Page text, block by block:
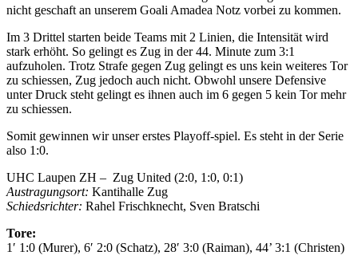
nicht geschaft an unserem Goali Amadea Notz vorbei zu kommen.
Im 3 Drittel starten beide Teams mit 2 Linien, die Intensität wird
stark erhöht. So gelingt es Zug in der 44. Minute zum 3:1
aufzuholen. Trotz Strafe gegen Zug gelingt es uns kein weiteres Tor
zu schiessen, Zug jedoch auch nicht. Obwohl unsere Defensive
unter Druck steht gelingt es ihnen auch im 6 gegen 5 kein Tor mehr
zu schiessen.
Somit gewinnen wir unser erstes Playoff-spiel. Es steht in der Serie
also 1:0.
UHC Laupen ZH – Zug United (2:0, 1:0, 0:1)
Austragungsort: Kantihalle Zug
Schiedsrichter: Rahel Frischknecht, Sven Bratschi
Tore:
1′ 1:0 (Murer), 6′ 2:0 (Schatz), 28′ 3:0 (Raiman), 44’ 3:1 (Christen)